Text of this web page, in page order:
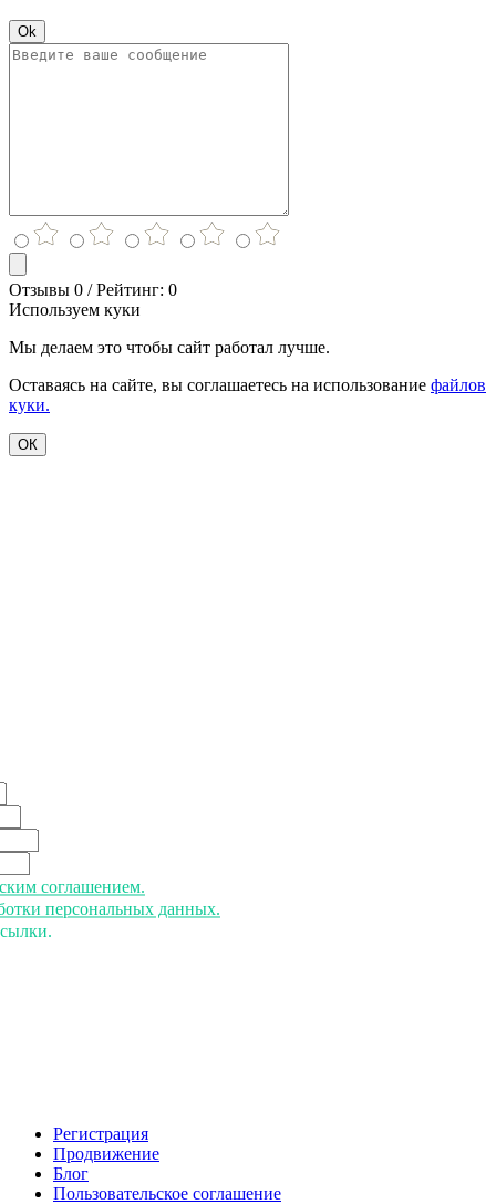
Ok
Отзывы 0 / Рейтинг: 0
Используем куки
Мы делаем это чтобы сайт работал лучше.
Оставаясь на сайте, вы соглашаетесь на использование файлов
куки.
ОК
соглашением.
персональных данных.
Регистрация
Продвижение
Блог
Пользовательское соглашение